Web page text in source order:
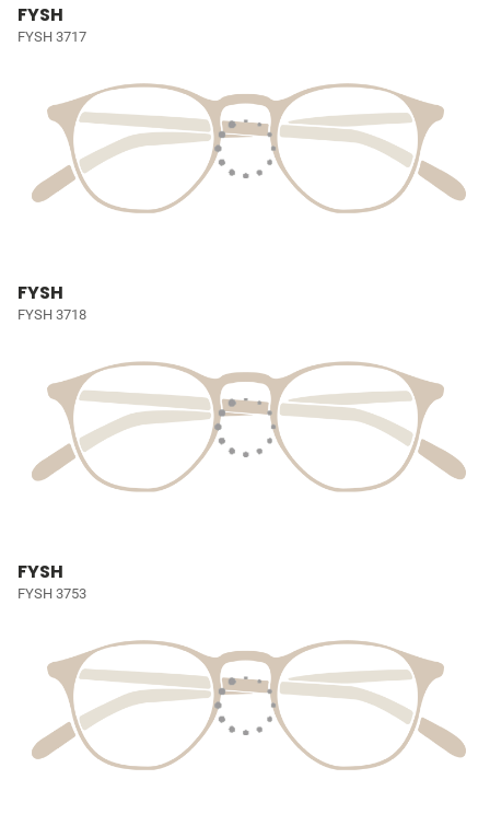
FYSH
FYSH 3717
FYSH
FYSH 3718
FYSH
FYSH 3753